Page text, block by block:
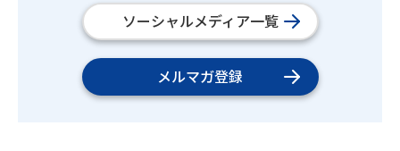
ソーシャルメディア一覧
メルマガ登録